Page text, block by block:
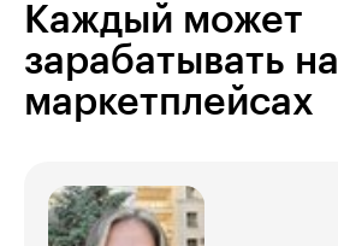
Каждый может
зарабатывать на
маркетплейсах